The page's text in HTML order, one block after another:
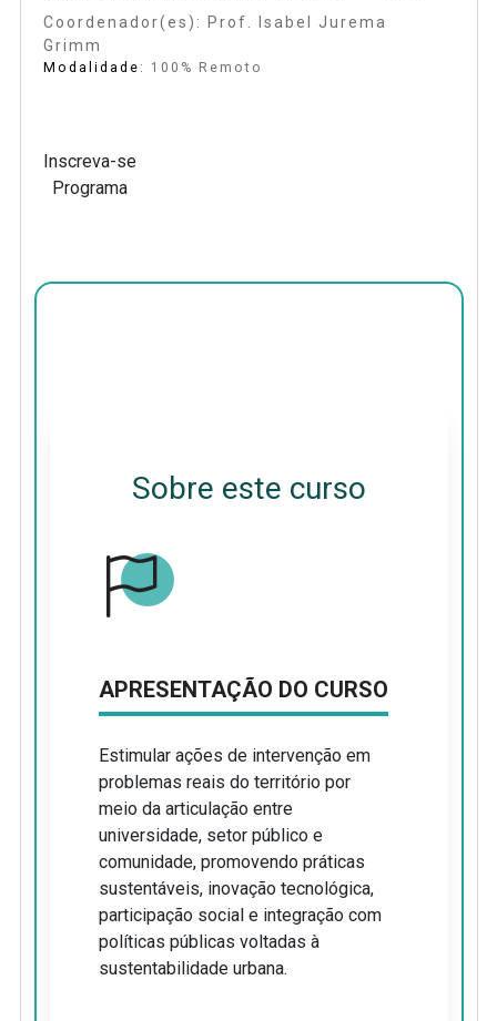
Coordenador(es): Prof.
Isabel Jurema
Grimm
Modalidade : 100% Remoto
Inscreva-se
Programa
Sobre este curso
APRESENTAÇÃO DO CURSO
Estimular ações de intervenção em
problemas reais do território por
meio da articulação entre
universidade, setor público e
comunidade, promovendo práticas
sustentáveis, inovação tecnológica,
participação social e integração com
políticas públicas voltadas à
sustentabilidade urbana.